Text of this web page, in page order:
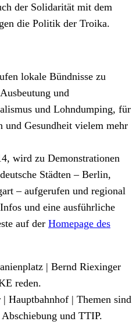
der Solidarität mit dem
die Politik der Troika.
lokale Bündnisse zu
und
und Lohndumping, für
und Gesundheit vielem mehr
wird zu Demonstrationen
Städten – Berlin,
– aufgerufen und regional
und eine ausführliche
auf der Homepage des
| Bernd Riexinger
reden.
Hauptbahnhof | Themen sind
und TTIP.